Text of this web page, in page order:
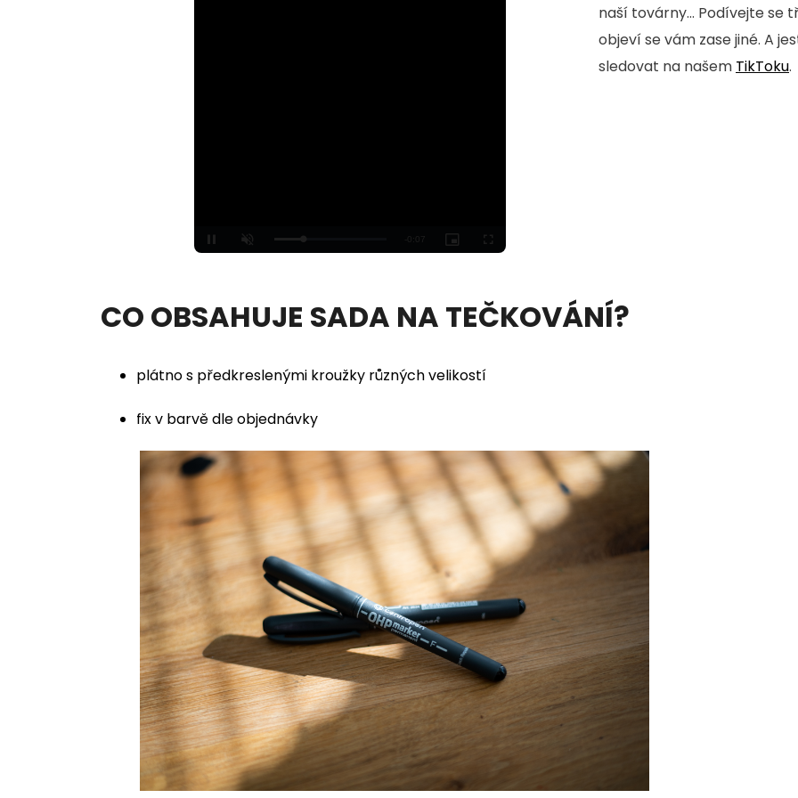
Unmute
100.00%
naší továrny... Podívejte se
objeví se vám zase jiné. A
sledovat na našem TikToku.
CO OBSAHUJE SADA NA TEČKOVÁNÍ?
plátno s předkreslenými kroužky různých velikostí
fix v barvě dle objednávky